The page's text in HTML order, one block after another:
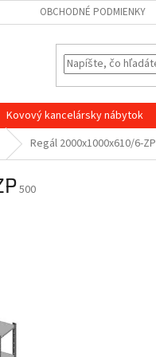
OBCHODNÉ PODMIENKY
Kovový kancelársky nábytok
Regál 2000x1000x610/6-ZP
500